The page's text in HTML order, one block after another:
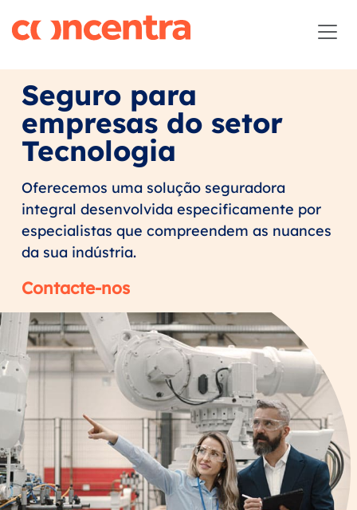
Seguro para
empresas do setor
Tecnologia
Oferecemos uma solução seguradora
integral desenvolvida especificamente por
especialistas que compreendem as nuances
da sua indústria.
Contacte-nos